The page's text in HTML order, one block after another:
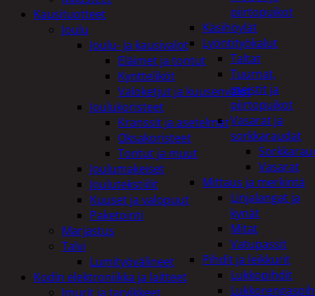
piirtopuikot
Käsihöylät
Lyöntityökalut
Taltat
Tuurnat,
meistit ja
piirtopuikot
Vasarat ja
sorkkaraudat
Vasarat
Mittaus ja merkintä
Linjalangat ja
kynät
Mitat
Vatupassit
Pihdit ja leikkurit
Lukkopihdit
Kausituotteet
Joulu
Joulu- ja kausivalot
Eläimet ja tontut
Kyntteliköt
Valoketjut ja kuusenvalot
Joulukoristeet
Kranssit ja asetelmat
Oksakoristeet
Tontut ja muut
Joulumakeiset
Joulutekstiilit
Kuuset ja valopuut
Paketointi
Marjastus
Talvi
Lumityövälineet
Kodin elektroniikka ja laitteet
Imurit ja tarvikkeet